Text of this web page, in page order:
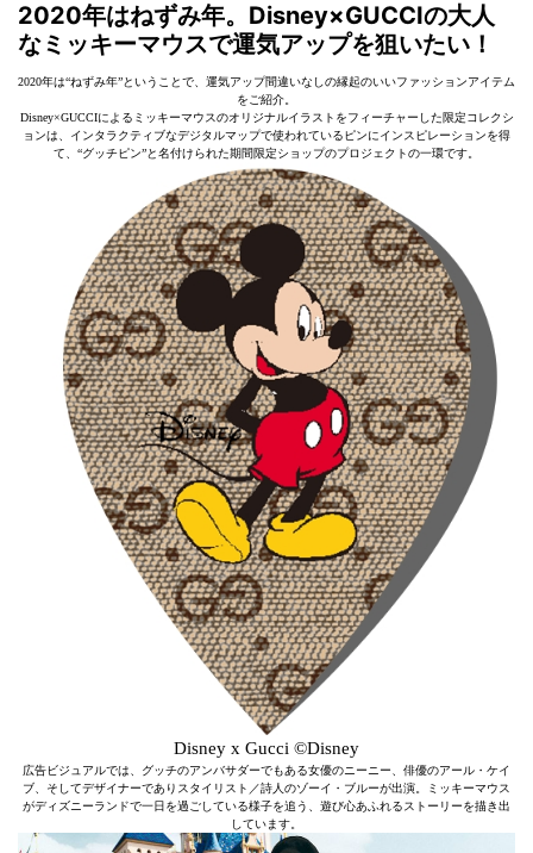
2020年はねずみ年。Disney×GUCCIの大人
なミッキーマウスで運気アップを狙いたい！
2020年は“ねずみ年”ということで、運気アップ間違いなしの縁起のいいファッションアイテム
をご紹介。
Disney×GUCCIによるミッキーマウスのオリジナルイラストをフィーチャーした限定コレクシ
ョンは、インタラクティブなデジタルマップで使われているピンにインスピレーションを得
て、“グッチピン”と名付けられた期間限定ショップのプロジェクトの一環です。
Disney x Gucci ©Disney
広告ビジュアルでは、グッチのアンバサダーでもある女優のニーニー、俳優のアール・ケイ
ブ、そしてデザイナーでありスタイリスト／詩人のゾーイ・ブルーが出演。ミッキーマウス
がディズニーランドで一日を過ごしている様子を追う、遊び心あふれるストーリーを描き出
しています。